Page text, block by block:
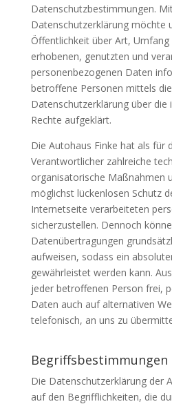
Datenschutzbestimmungen.
Datenschutzerklärung möchte
Öffentlichkeit über Art,
erhobenen, genutzten und
personenbezogenen Daten
betroffene Personen mittels
Datenschutzerklärung über die
Rechte aufgeklärt.
Die Autohaus Finke hat als für
Verantwortlicher zahlreiche
organisatorische Maßnahmen
möglichst lückenlosen Schutz
Internetseite verarbeiteten
sicherzustellen. Dennoch
Datenübertragungen
aufweisen, sodass ein
gewährleistet werden kann.
jeder betroffenen Person frei,
Daten auch auf alternativen
telefonisch, an uns zu
Begriffsbestimmungen
Die Datenschutzerklärung der
auf den Begrifflichkeiten, die